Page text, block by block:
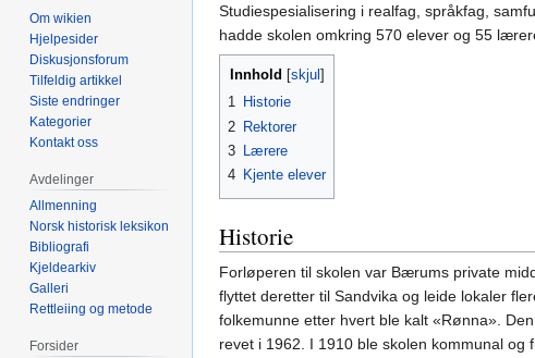
til
navigering
til
søk
Studiespesialisering i realfag, språkfag,
hadde skolen omkring 570 elever og 55
Innhold
1 Historie
2 Rektorer
3 Lærere
4 Kjente elever
Historie
Forløperen til skolen var Bærums private
flyttet deretter til Sandvika og leide lokaler
folkemunne etter hvert ble kalt «Rønna».
revet i 1962. I 1910 ble skolen kommunal
Om wikien
Hjelpesider
Diskusjonsforum
Tilfeldig artikkel
Siste endringer
Kategorier
Kontakt oss
Avdelinger
Allmenning
Norsk historisk leksikon
Bibliografi
Kjeldearkiv
Galleri
Rettleiing og metode
Forsider